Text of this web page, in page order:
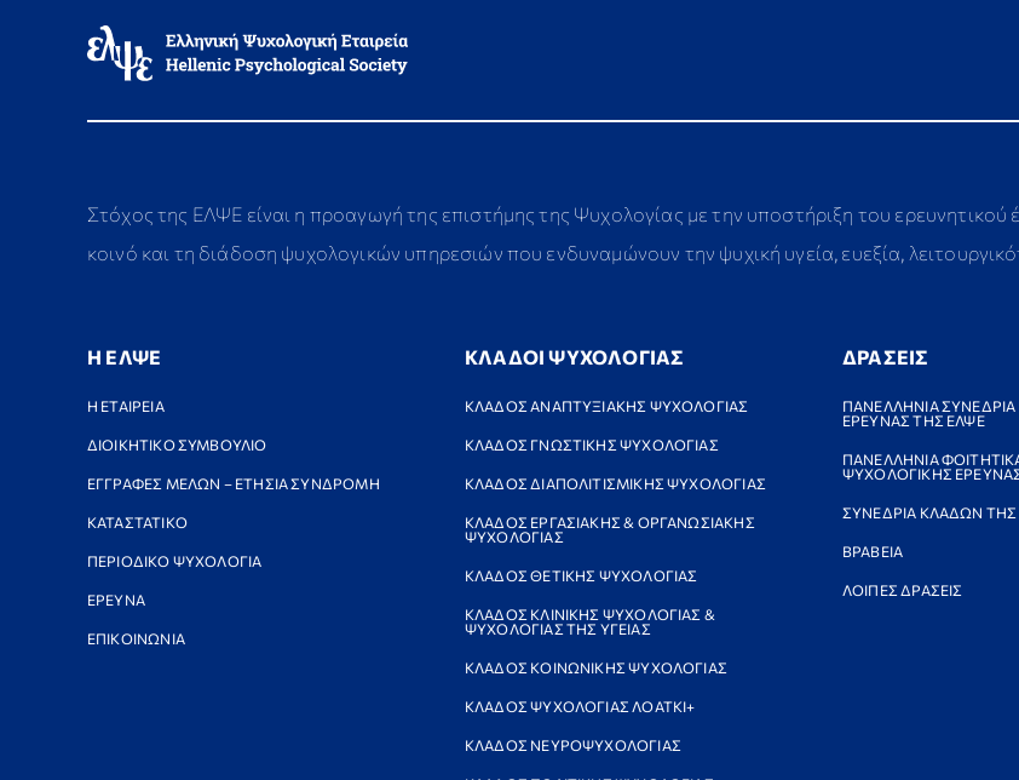
Στόχος της ΕΛΨΕ είναι η προαγωγή της επιστήμης της Ψυχολογίας με την υποστήριξη του
κοινό και τη διάδοση ψυχολογικών υπηρεσιών που ενδυναμώνουν την ψυχική υγεία, ευεξία,
Η ΕΛΨΕ
Η ΕΤΑΙΡΕΙΑ
ΔΙΟΙΚΗΤΙΚΟ ΣΥΜΒΟΥΛΙΟ
ΕΓΓΡΑΦΕΣ ΜΕΛΩΝ – ΕΤΗΣΙΑ ΣΥΝΔΡΟΜΗ
ΚΑΤΑΣΤΑΤΙΚΟ
ΠΕΡΙΟΔΙΚΟ ΨΥΧΟΛΟΓΙΑ
ΕΡΕΥΝΑ
ΕΠΙΚΟΙΝΩΝΙΑ
ΚΛΑΔΟΙ ΨΥΧΟΛΟΓΙΑΣ
ΚΛΑΔΟΣ ΑΝΑΠΤΥΞΙΑΚΗΣ ΨΥΧΟΛΟΓΙΑΣ
ΚΛΑΔΟΣ ΓΝΩΣΤΙΚΗΣ ΨΥΧΟΛΟΓΙΑΣ
ΚΛΑΔΟΣ ΔΙΑΠΟΛΙΤΙΣΜΙΚΗΣ ΨΥΧΟΛΟΓΙΑΣ
ΚΛΑΔΟΣ ΕΡΓΑΣΙΑΚΗΣ & ΟΡΓΑΝΩΣΙΑΚΗΣ
ΨΥΧΟΛΟΓΙΑΣ
ΚΛΑΔΟΣ ΘΕΤΙΚΗΣ ΨΥΧΟΛΟΓΙΑΣ
ΚΛΑΔΟΣ ΚΛΙΝΙΚΗΣ ΨΥΧΟΛΟΓΙΑΣ &
ΨΥΧΟΛΟΓΙΑΣ ΤΗΣ ΥΓΕΙΑΣ
ΚΛΑΔΟΣ ΚΟΙΝΩΝΙΚΗΣ ΨΥΧΟΛΟΓΙΑΣ
ΚΛΑΔΟΣ ΨΥΧΟΛΟΓΙΑΣ ΛΟΑΤΚΙ+
ΚΛΑΔΟΣ ΝΕΥΡΟΨΥΧΟΛΟΓΙΑΣ
ΔΡΑΣΕΙΣ
ΠΑΝΕΛΛΗΝΙΑ
ΕΡΕΥΝΑΣ ΤΗΣ ΕΛΨΕ
ΠΑΝΕΛΛΗΝΙΑ
ΨΥΧΟΛΟΓΙΚΗΣ
ΣΥΝΕΔΡΙΑ ΚΛΑΔΩΝ ΤΗΣ
ΒΡΑΒΕΙΑ
ΛΟΙΠΕΣ ΔΡΑΣΕΙΣ